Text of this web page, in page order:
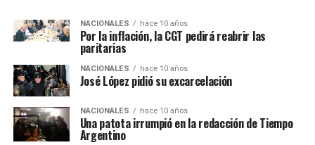
NACIONALES hace 10 años
Por la inflación, la CGT pedirá reabrir las
paritarias
NACIONALES hace 10 años
José López pidió su excarcelación
NACIONALES hace 10 años
Una patota irrumpió en la redacción de Tiempo
Argentino